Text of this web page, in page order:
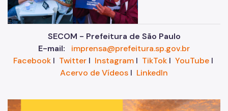
SECOM - Prefeitura de São Paulo
E-mail:
imprensa@prefeitura.sp.gov.br
FacebookI TwitterI InstagramI TikTokI YouTubeI
Acervo de Vídeos I LinkedIn